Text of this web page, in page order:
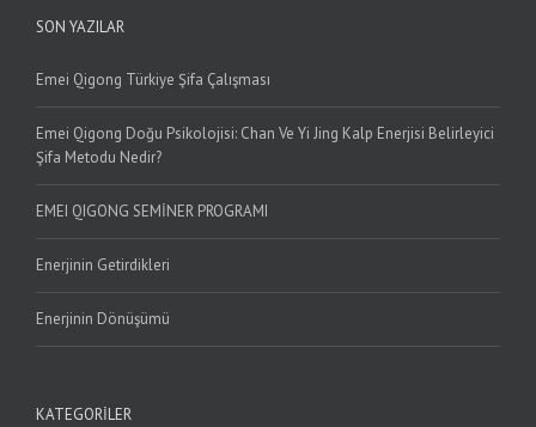
SON YAZILAR
Emei Qigong Türkiye Şifa Çalışması
Emei Qigong Doğu Psikolojisi: Chan Ve Yi Jing Kalp Enerjisi Belirleyici
Şifa Metodu Nedir?
EMEI QIGONG SEMİNER PROGRAMI
Enerjinin Getirdikleri
Enerjinin Dönüşümü
KATEGORILER